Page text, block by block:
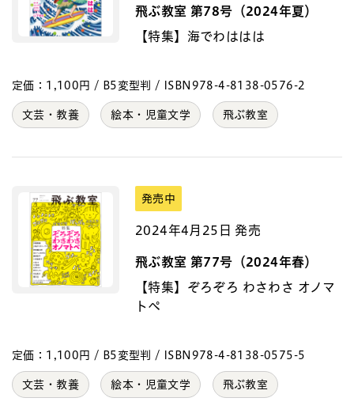
飛ぶ教室 第78号（2024年夏）
【特集】海でわははは
定価：1,100円 / B5変型判 / ISBN978-4-8138-0576-2
文芸・教養 絵本・児童文学 飛ぶ教室
発売中
2024年4月25日 発売
飛ぶ教室 第77号（2024年春）
【特集】ぞろぞろ わさわさ オノマ
トペ
定価：1,100円 / B5変型判 / ISBN978-4-8138-0575-5
文芸・教養 絵本・児童文学 飛ぶ教室